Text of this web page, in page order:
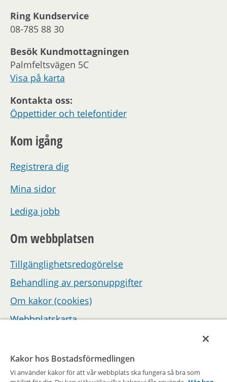
Ring Kundservice
08-785 88 30
Besök Kundmottagningen
Palmfeltsvägen 5C
Visa på karta
Kontakta oss:
Öppettider och telefontider
Kom igång
Registrera dig
Mina sidor
Lediga jobb
Om webbplatsen
Tillgänglighetsredogörelse
Behandling av personuppgifter
Om kakor (cookies)
Webbplatskarta
Kakor hos Bostadsförmedlingen
Vi använder kakor för att vår webbplats ska fungera så bra som